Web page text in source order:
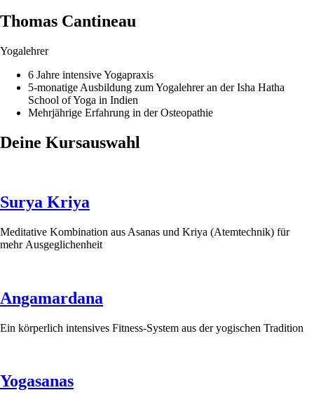
Thomas Cantineau
Yogalehrer
6 Jahre intensive Yogapraxis
5-monatige Ausbildung zum Yogalehrer an der Isha Hatha
School of Yoga in Indien
Mehrjährige Erfahrung in der Osteopathie
Deine Kursauswahl
Surya Kriya
Meditative Kombination aus Asanas und Kriya (Atemtechnik) für
mehr Ausgeglichenheit
Angamardana
Ein körperlich intensives Fitness-System aus der yogischen Tradition
Yogasanas